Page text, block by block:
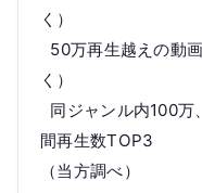
く）
50万再生越えの動
く）
同ジャンル内100万
間再生数TOP3
（当方調べ）